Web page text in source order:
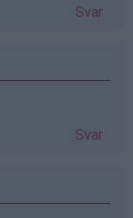
Svar
Svar